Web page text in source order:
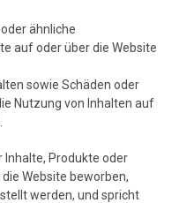
ähnliche
auf oder über die Website
sowie Schäden oder
Nutzung von Inhalten auf
Inhalte, Produkte oder
Website beworben,
werden, und spricht